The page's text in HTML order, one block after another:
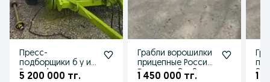
Пресс-
подборщики б у из
Европы!
5 200 000 тг.
Грабли ворошилки
прицепные Россия
Белгород 8 и 9
1 450 000 тг.
8
1